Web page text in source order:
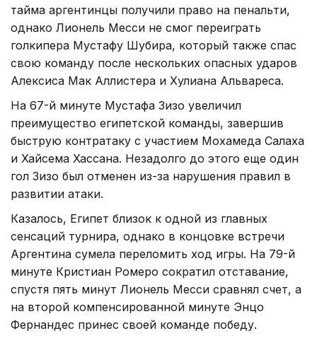
тайма аргентинцы получили право на пенальти,
однако Лионель Месси не смог переиграть
голкипера Мустафу Шубира, который также спас
свою команду после нескольких опасных ударов
Алексиса Мак Аллистера и Хулиана Альвареса.
На 67-й минуте Мустафа Зизо увеличил
преимущество египетской команды, завершив
быструю контратаку с участием Мохамеда Салаха
и Хайсема Хассана. Незадолго до этого еще один
гол Зизо был отменен из-за нарушения правил в
развитии атаки.
Казалось, Египет близок к одной из главных
сенсаций турнира, однако в концовке встречи
Аргентина сумела переломить ход игры. На 79-й
минуте Кристиан Ромеро сократил отставание,
спустя пять минут Лионель Месси сравнял счет, а
на второй компенсированной минуте Энцо
Фернандес принес своей команде победу.